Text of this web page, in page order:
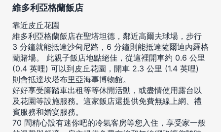
維多利亞格蘭飯店
靠近皮丘花園
維多利亞格蘭飯店在聖塔坦德，鄰近高爾夫球場，步行
3 分鐘就能抵達沙甸尼路，6 分鐘則能抵達薩爾迪內羅格
蘭賭場。 此親子飯店地點絕佳，從這裡開車約 0.6 公里
(0.4 英哩) 可以到皮丘花園，開車 2.3 公里 (1.4 英哩)
則會抵達坎塔布里亞海事博物館。
好好享受腳踏車出租等等休閒活動，或盡情使用露台以
及花園等設施服務。這家飯店還提供免費無線上網、禮
賓服務和婚宴服務。
70 間精心設有迷你吧的冷氣客房等您入住，享受家一般